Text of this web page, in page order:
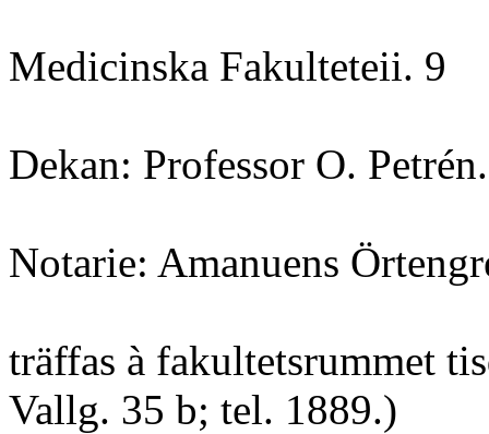
Medicinska Fakulteteii. 9
Dekan: Professor O. Petrén.
Notarie: Amanuens
träffas à fakultetsrummet
Vallg. 35 b; tel. 1889.)